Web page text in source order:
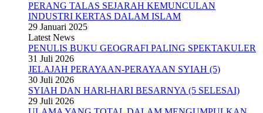
PERANG TALAS SEJARAH KEMUNCULAN
INDUSTRI KERTAS DALAM ISLAM
29 Januari 2025
Latest News
PENULIS BUKU GEOGRAFI PALING SPEKTAKULER
31 Juli 2026
JELAJAH PERAYAAN-PERAYAAN SYIAH (5)
30 Juli 2026
SYIAH DAN HARI-HARI BESARNYA (5 SELESAI)
29 Juli 2026